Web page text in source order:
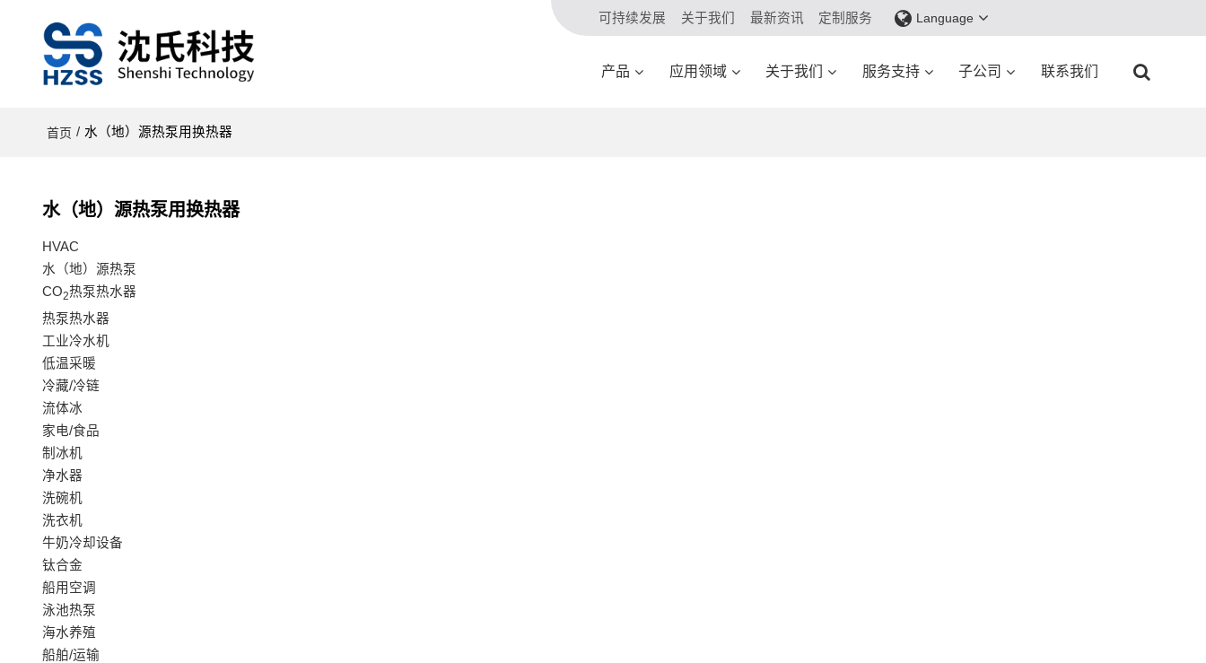
可持续发展 关于我们 最新资讯 定制服务 Language
产品 应用领域 关于我们 服务支持 子公司 联系我们
首页 / 水（地）源热泵用换热器
水（地）源热泵用换热器
HVAC
水（地）源热泵
CO2热泵热水器
热泵热水器
工业冷水机
低温采暖
冷藏/冷链
流体冰
家电/食品
制冰机
净水器
洗碗机
洗衣机
牛奶冷却设备
钛合金
船用空调
泳池热泵
海水养殖
船舶/运输